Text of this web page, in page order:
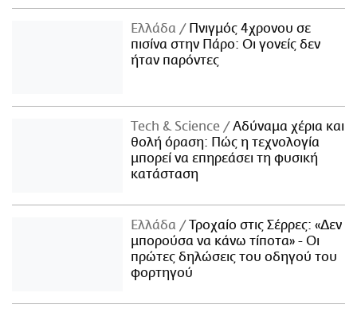
Ελλάδα
Πνιγμός 4χρονου σε
πισίνα στην Πάρο: Οι γονείς δεν
ήταν παρόντες
Τech & Science
Αδύναμα χέρια και
θολή όραση: Πώς η τεχνολογία
μπορεί να επηρεάσει τη φυσική
κατάσταση
Ελλάδα
Τροχαίο στις Σέρρες: «Δεν
μπορούσα να κάνω τίποτα» - Οι
πρώτες δηλώσεις του οδηγού του
φορτηγού